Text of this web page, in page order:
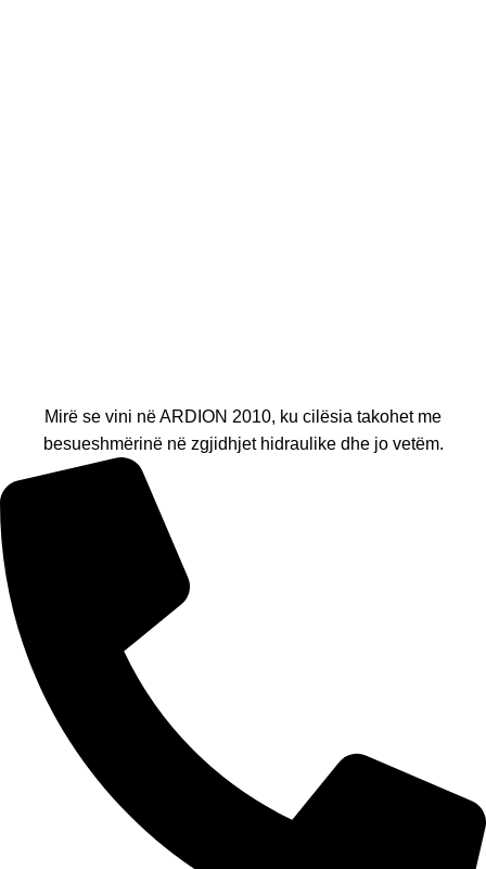
Mirë se vini në ARDION 2010, ku cilësia takohet me
besueshmërinë në zgjidhjet hidraulike dhe jo vetëm.